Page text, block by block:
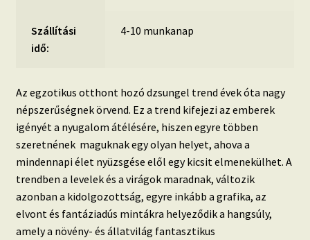
Szállítási
idő:
4-10 munkanap
Az egzotikus otthont hozó dzsungel trend évek óta nagy
népszerűségnek örvend. Ez a trend kifejezi az emberek
igényét a nyugalom átélésére, hiszen egyre többen
szeretnének maguknak egy olyan helyet, ahova a
mindennapi élet nyüzsgése elől egy kicsit elmenekülhet. A
trendben a levelek és a virágok maradnak, változik
azonban a kidolgozottság, egyre inkább a grafika, az
elvont és fantáziadús mintákra helyeződik a hangsúly,
amely a növény- és állatvilág fantasztikus